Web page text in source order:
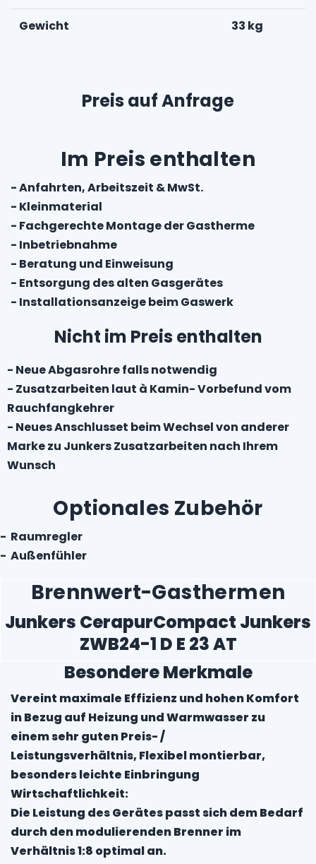
Gewicht 33 kg
Preis auf Anfrage
Im Preis enthalten
- Anfahrten, Arbeitszeit & MwSt.
- Kleinmaterial
- Fachgerechte Montage der Gastherme
- Inbetriebnahme
- Beratung und Einweisung
- Entsorgung des alten Gasgerätes
- Installationsanzeige beim Gaswerk
Nicht im Preis enthalten
- Neue Abgasrohre falls notwendig
- Zusatzarbeiten laut à Kamin- Vorbefund vom
Rauchfangkehrer
- Neues Anschlusset beim Wechsel von anderer
Marke zu Junkers Zusatzarbeiten nach Ihrem
Wunsch
Optionales Zubehör
- Raumregler
- Außenfühler
Brennwert-Gasthermen
Junkers CerapurCompact Junkers
ZWB24-1 D E 23 AT
Besondere Merkmale
Vereint maximale Effizienz und hohen Komfort
in Bezug auf Heizung und Warmwasser zu
einem sehr guten Preis- /
Leistungsverhältnis, Flexibel montierbar,
besonders leichte Einbringung
Wirtschaftlichkeit:
Die Leistung des Gerätes passt sich dem Bedarf
durch den modulierenden Brenner im
Verhältnis 1:8 optimal an.